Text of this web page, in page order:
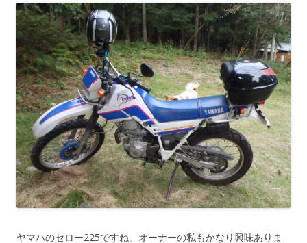
ヤマハのセロー225ですね。オーナーの私もかなり興味ありま